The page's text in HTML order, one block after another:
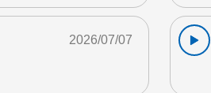
2026/07/07